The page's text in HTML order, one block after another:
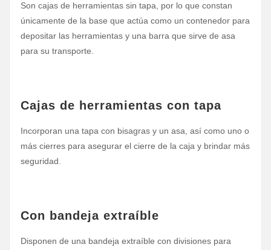
Son cajas de herramientas sin tapa, por lo que constan
únicamente de la base que actúa como un contenedor para
depositar las herramientas y una barra que sirve de asa
para su transporte.
Cajas de herramientas con tapa
Incorporan una tapa con bisagras y un asa, así como uno o
más cierres para asegurar el cierre de la caja y brindar más
seguridad.
Con bandeja extraíble
Disponen de una bandeja extraíble con divisiones para